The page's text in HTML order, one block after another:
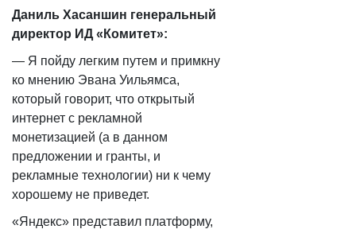
Даниль Хасаншин генеральный
директор ИД «Комитет»:
— ​Я пойду легким путем и примкну
ко мнению Эвана Уильямса,
который говорит, что открытый
интернет с рекламной
монетизацией (а в данном
предложении и гранты, и
рекламные технологии) ни к чему
хорошему не приведет.
«Яндекс» представил платформу,